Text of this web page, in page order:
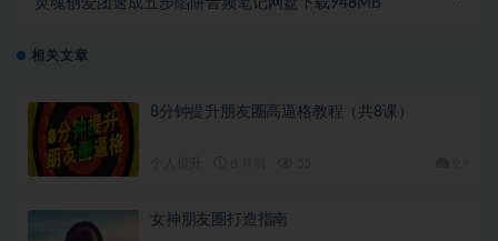
灵魂创爱团速成五步陷阱音频笔记网盘下载948MB
相关文章
8分钟提升朋友圈高逼格教程（共8课）
女神朋友圈打造指南